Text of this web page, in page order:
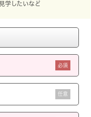
学したいなど
必須
任意